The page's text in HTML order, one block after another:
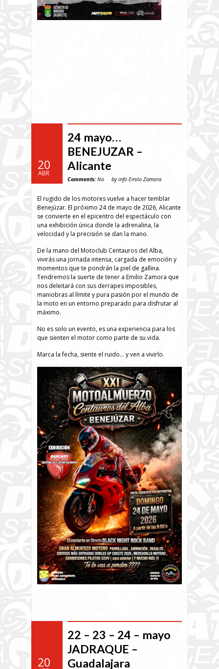
20
ABR
24 mayo…
BENEJUZAR –
Alicante
Comments: No by info Emilo Zamora
El rugido de los motores vuelve a hacer temblar
Benejúzar. El próximo 24 de mayo de 2026, Alicante
se convierte en el epicentro del espectáculo con
una exhibición única donde la adrenalina, la
velocidad y la precisión se dan la mano.
De la mano del Motoclub Centauros del Alba,
vivirás una jornada intensa, cargada de emoción y
momentos que te pondrán la piel de gallina.
Tendremos la suerte de tener a Emilio Zamora que
nos deleitará con sus derrapes imposibles,
maniobras al límite y pura pasión por el mundo de
la moto en un entorno preparado para disfrutar al
máximo.
No es solo un evento, es una experiencia para los
que sienten el motor como parte de su vida.
Marca la fecha, siente el ruido… y ven a vivirlo.
20
22 – 23 – 24 – mayo
JADRAQUE –
Guadalajara